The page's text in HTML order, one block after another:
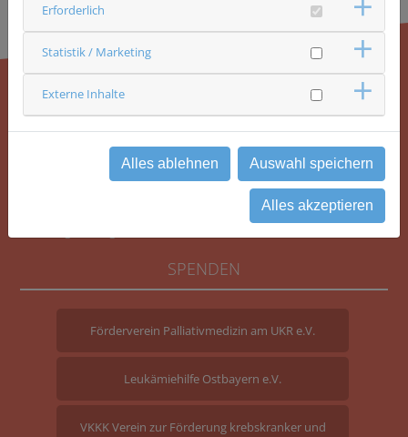
KONTAKT
Comprehensive Cancer Center Ostbayern (CCCO)
SPENDEN
Förderverein Palliativmedizin am UKR e.V.
Leukämiehilfe Ostbayern e.V.
VKKK Verein zur Förderung krebskranker und
Erforderlich
Statistik / Marketing
Externe Inhalte
Alles ablehnen Auswahl speichern
Alles akzeptieren